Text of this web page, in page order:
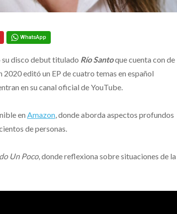
WhatsApp
su disco debut titulado Río Santoque cuenta con de
editó un EP de cuatro temas en español
en su canal oficial de YouTube.
en Amazon, donde aborda aspectos profundos
de personas.
Un Poco, donde reflexiona sobre situaciones de la